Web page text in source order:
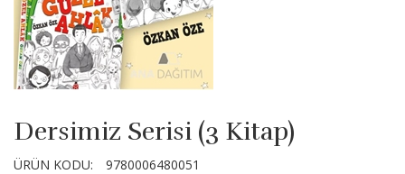
Dersimiz Serisi (3 Kitap)
ÜRÜN KODU:
9780006480051